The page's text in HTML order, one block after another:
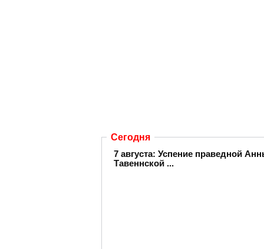
Сегодня
7 августа: Успение праведной
Тавеннской ...